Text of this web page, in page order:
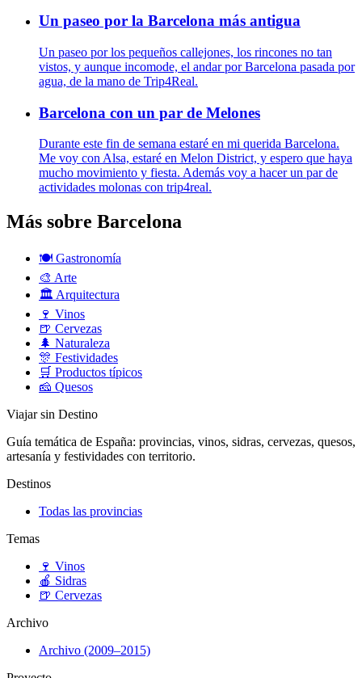
Un paseo por la Barcelona más antigua
Un paseo por los pequeños callejones, los rincones no tan
vistos, y aunque incomode, el andar por Barcelona pasada por
agua, de la mano de Trip4Real.
Barcelona con un par de Melones
Durante este fin de semana estaré en mi querida Barcelona.
Me voy con Alsa, estaré en Melon District, y espero que haya
mucho movimiento y fiesta. Además voy a hacer un par de
actividades molonas con trip4real.
Más sobre Barcelona
🍽️ Gastronomía
🎨 Arte
🏛️ Arquitectura
🍷 Vinos
🍺 Cervezas
🌲 Naturaleza
🎊 Festividades
🛒 Productos típicos
🧀 Quesos
Viajar sin Destino
Guía temática de España: provincias, vinos, sidras, cervezas, quesos,
artesanía y festividades con territorio.
Destinos
Todas las provincias
Temas
🍷 Vinos
🍎 Sidras
🍺 Cervezas
Archivo
Archivo (2009–2015)